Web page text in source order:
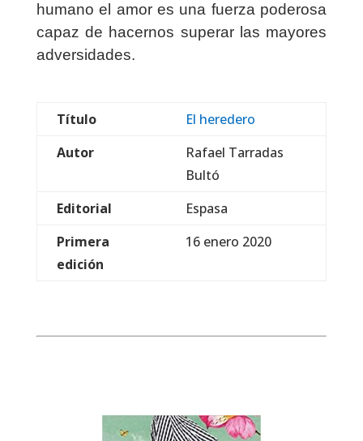
humano el amor es una fuerza poderosa
capaz de hacernos superar las mayores
adversidades.
Título
El heredero
Autor
Rafael Tarradas
Bultó
Editorial
Espasa
Primera
edición
16 enero 2020